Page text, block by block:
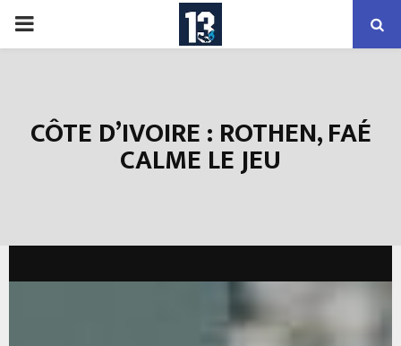
PRIMARY
CÔTE D’IVOIRE : ROTHEN, FAÉ
CALME LE JEU